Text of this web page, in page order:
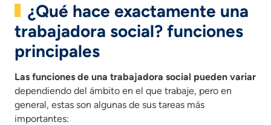
¿Qué hace exactamente una
trabajadora social? funciones
principales
Las funciones de una trabajadora social pueden variar
dependiendo del ámbito en el que trabaje, pero en
general, estas son algunas de sus tareas más
importantes: